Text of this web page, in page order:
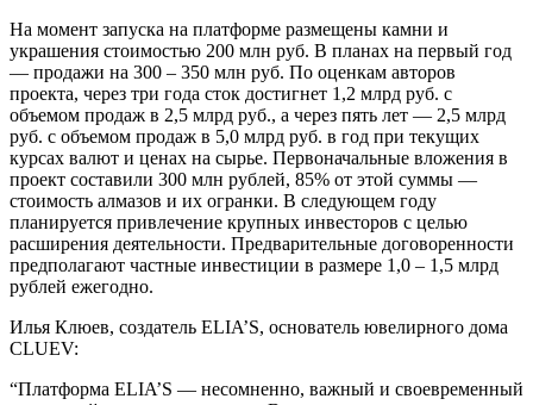
На момент запуска на платформе размещены камни и
украшения стоимостью 200 млн руб. В планах на первый год
— продажи на 300 – 350 млн руб. По оценкам авторов
проекта, через три года сток достигнет 1,2 млрд руб. с
объемом продаж в 2,5 млрд руб., а через пять лет — 2,5 млрд
руб. с объемом продаж в 5,0 млрд руб. в год при текущих
курсах валют и ценах на сырье. Первоначальные вложения в
проект составили 300 млн рублей, 85% от этой суммы —
стоимость алмазов и их огранки. В следующем году
планируется привлечение крупных инвесторов с целью
расширения деятельности. Предварительные договоренности
предполагают частные инвестиции в размере 1,0 – 1,5 млрд
рублей ежегодно.
Илья Клюев, создатель ELIA’S, основатель ювелирного дома
СLUEV:
“Платформа ELIA’S — несомненно, важный и своевременный